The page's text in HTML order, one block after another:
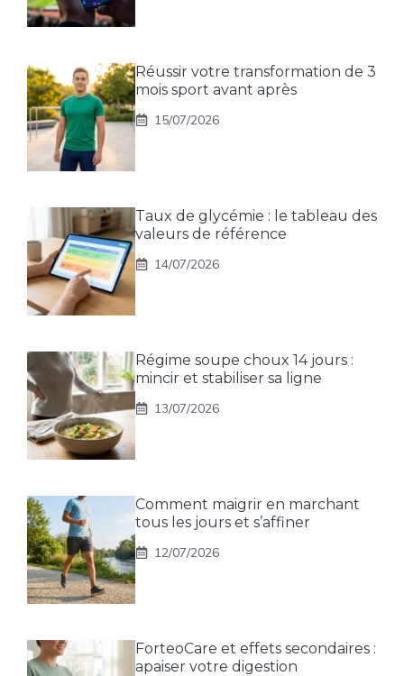
Réussir votre transformation de 3
mois sport avant après
15/07/2026
Taux de glycémie : le tableau des
valeurs de référence
14/07/2026
Régime soupe choux 14 jours :
mincir et stabiliser sa ligne
13/07/2026
Comment maigrir en marchant
tous les jours et s’affiner
12/07/2026
ForteoCare et effets secondaires :
apaiser votre digestion